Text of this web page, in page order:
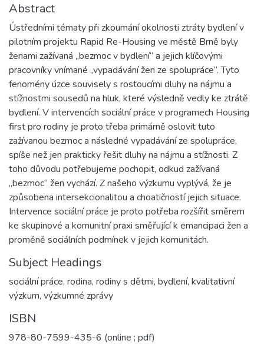
Abstract
Ústředními tématy při zkoumání okolnosti ztráty bydlení v
pilotním projektu Rapid Re-Housing ve městě Brně byly
ženami zažívaná „bezmoc v bydlení“ a jejich klíčovými
pracovníky vnímané „vypadávání žen ze spolupráce“. Tyto
fenomény úzce souvisely s rostoucími dluhy na nájmu a
stížnostmi sousedů na hluk, které výsledně vedly ke ztrátě
bydlení. V intervencích sociální práce v programech Housing
first pro rodiny je proto třeba primárně oslovit tuto
zažívanou bezmoc a následné vypadávání ze spolupráce,
spíše než jen prakticky řešit dluhy na nájmu a stížnosti. Z
toho důvodu potřebujeme pochopit, odkud zažívaná
„bezmoc“ žen vychází. Z našeho výzkumu vyplývá, že je
způsobena intersekcionalitou a choatičností jejich situace.
Intervence sociální práce je proto potřeba rozšířit směrem
ke skupinové a komunitní praxi směřující k emancipaci žen a
proměně sociálních podmínek v jejich komunitách.
Subject Headings
sociální práce, rodina, rodiny s dětmi, bydlení, kvalitativní
výzkum, výzkumné zprávy
ISBN
978-80-7599-435-6 (online ; pdf)